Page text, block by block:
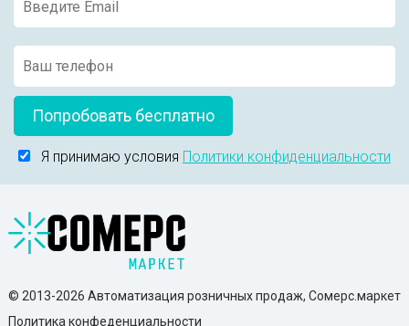
Попробовать бесплатно
Я принимаю условия Политики конфиденциальности
© 2013-2026 Автоматизация розничных продаж, Сомерс.маркет
Политика конфеденциальности